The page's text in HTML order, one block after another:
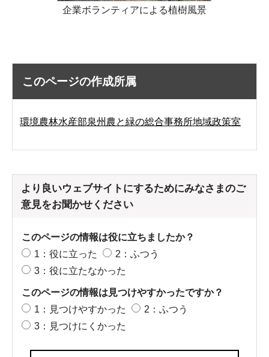
企業ボランティアによる植樹風景
このページの作成所属
環境農林水産部泉州農と緑の総合事務所地域政策室
より良いウェブサイトにするためにみなさまのご
意見をお聞かせください
このページの情報は役に立ちましたか？
1：役に立った
2：ふつう
3：役に立たなかった
このページの情報は見つけやすかったですか？
1：見つけやすかった
2：ふつう
3：見つけにくかった